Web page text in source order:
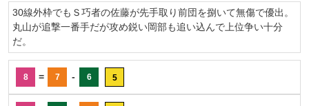
30線外枠でもＳ巧者の佐藤が先手取り前団を捌いて無傷で優出。
丸山が追撃一番手だが攻め鋭い岡部も追い込んで上位争い十分
だ。
8 = 7 - 6 5